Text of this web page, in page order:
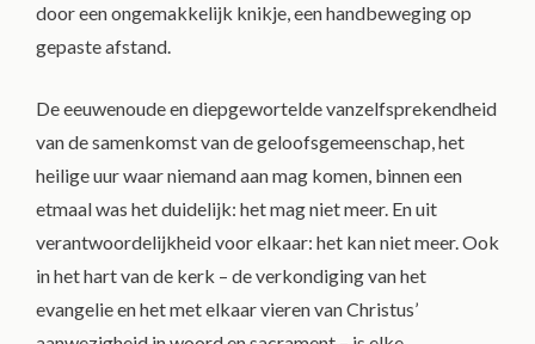
door een ongemakkelijk knikje, een handbeweging op
gepaste afstand.
De eeuwenoude en diepgewortelde vanzelfsprekendheid
van de samenkomst van de geloofsgemeenschap, het
heilige uur waar niemand aan mag komen, binnen een
etmaal was het duidelijk: het mag niet meer. En uit
verantwoordelijkheid voor elkaar: het kan niet meer. Ook
in het hart van de kerk – de verkondiging van het
evangelie en het met elkaar vieren van Christus’